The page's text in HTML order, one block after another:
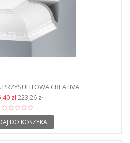
CREATIVA
zł223,26 zł
DO KOSZYKA